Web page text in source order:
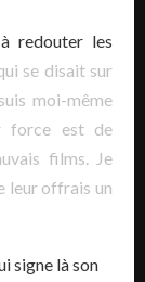
redouter les
se disait sur
moi-même
force est de
films. Je
leur offrais un
signe là son